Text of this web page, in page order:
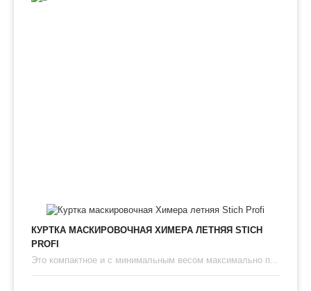
КУРТКА МАСКИРОВОЧНАЯ ХИМЕРА ЛЕТНЯЯ STICH
PROFI
Это компактное и с минимальным весом максимально п...